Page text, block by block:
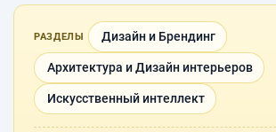
РАЗДЕЛЫ Дизайн и Брендинг
Архитектура и Дизайн интерьеров
Искусственный интеллект